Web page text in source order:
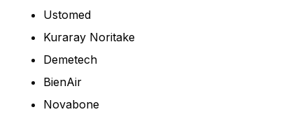
Ustomed
Kuraray Noritake
Demetech
BienAir
Novabone